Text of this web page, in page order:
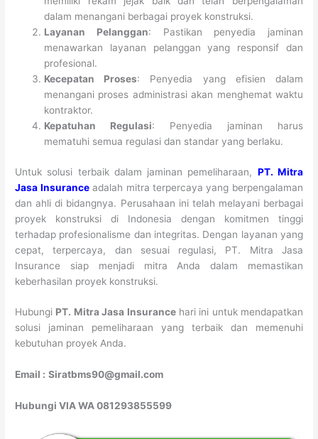
dalam menangani berbagai proyek konstruksi.
Layanan Pelanggan: Pastikan penyedia jaminan
menawarkan layanan pelanggan yang responsif dan
profesional.
Kecepatan Proses: Penyedia yang efisien dalam
menangani proses administrasi akan menghemat waktu
kontraktor.
Kepatuhan Regulasi: Penyedia jaminan harus
mematuhi semua regulasi dan standar yang berlaku.
Untuk solusi terbaik dalam jaminan pemeliharaan, PT. Mitra
Jasa Insuranceadalah mitra terpercaya yang berpengalaman
dan ahli di bidangnya. Perusahaan ini telah melayani berbagai
proyek konstruksi di Indonesia dengan komitmen tinggi
terhadap profesionalisme dan integritas. Dengan layanan yang
cepat, terpercaya, dan sesuai regulasi, PT. Mitra Jasa
Insurance siap menjadi mitra Anda dalam memastikan
keberhasilan proyek konstruksi.
Hubungi PT. Mitra Jasa Insurancehari ini untuk mendapatkan
solusi jaminan pemeliharaan yang terbaik dan memenuhi
kebutuhan proyek Anda.
Email : Siratbms90@gmail.com
Hubungi VIA WA 081293855599